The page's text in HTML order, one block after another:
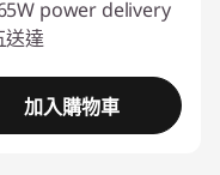
power delivery
送達
加入購物車